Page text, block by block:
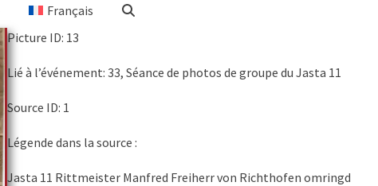
Français
Picture ID: 13
Lié à l’événement: 33, Séance de photos de groupe du Jasta 11
Source ID: 1
Légende dans la source :
Jasta 11 Rittmeister Manfred Freiherr von Richthofen omringd